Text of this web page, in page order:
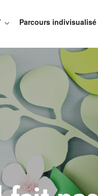
Parcours indivisualisé